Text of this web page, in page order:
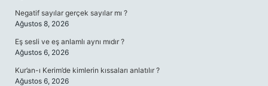
Negatif sayılar gerçek sayılar mı ?
Ağustos 8, 2026
Eş sesli ve eş anlamlı aynı mıdır ?
Ağustos 6, 2026
Kur’an-ı Kerim’de kimlerin kıssaları anlatılır ?
Ağustos 6, 2026